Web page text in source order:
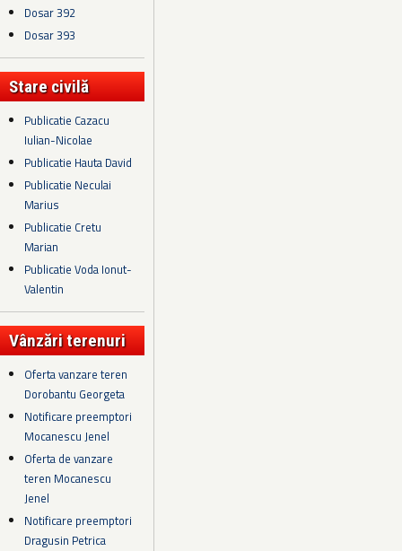
Dosar 392
Dosar 393
Stare civilă
Publicatie Cazacu
Iulian-Nicolae
Publicatie Hauta David
Publicatie Neculai
Marius
Publicatie Cretu
Marian
Publicatie Voda Ionut-
Valentin
Vânzări terenuri
Oferta vanzare teren
Dorobantu Georgeta
Notificare preemptori
Mocanescu Jenel
Oferta de vanzare
teren Mocanescu
Jenel
Notificare preemptori
Dragusin Petrica